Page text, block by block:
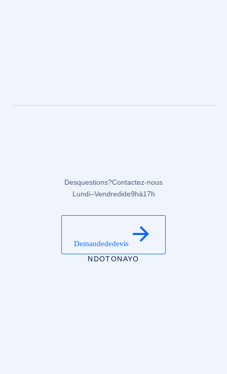
Des questions ? Contactez-nous
Lundi – Vendredi de 9 h à 17 h
Demande de devis
NDOTONAYO